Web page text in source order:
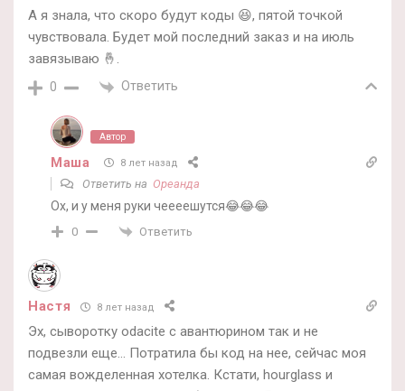
А я знала, что скоро будут коды 😆, пятой точкой
чувствовала. Будет мой последний заказ и на июль
завязываю 🤞.
0 Ответить
Автор
Маша 8 лет назад
Ответить на Ореанда
Ох, и у меня руки чеееешутся😂😂😂
0 Ответить
Настя 8 лет назад
Эх, сыворотку odacite с авантюрином так и не
подвезли еще… Потратила бы код на нее, сейчас моя
самая вожделенная хотелка. Кстати, hourglass и